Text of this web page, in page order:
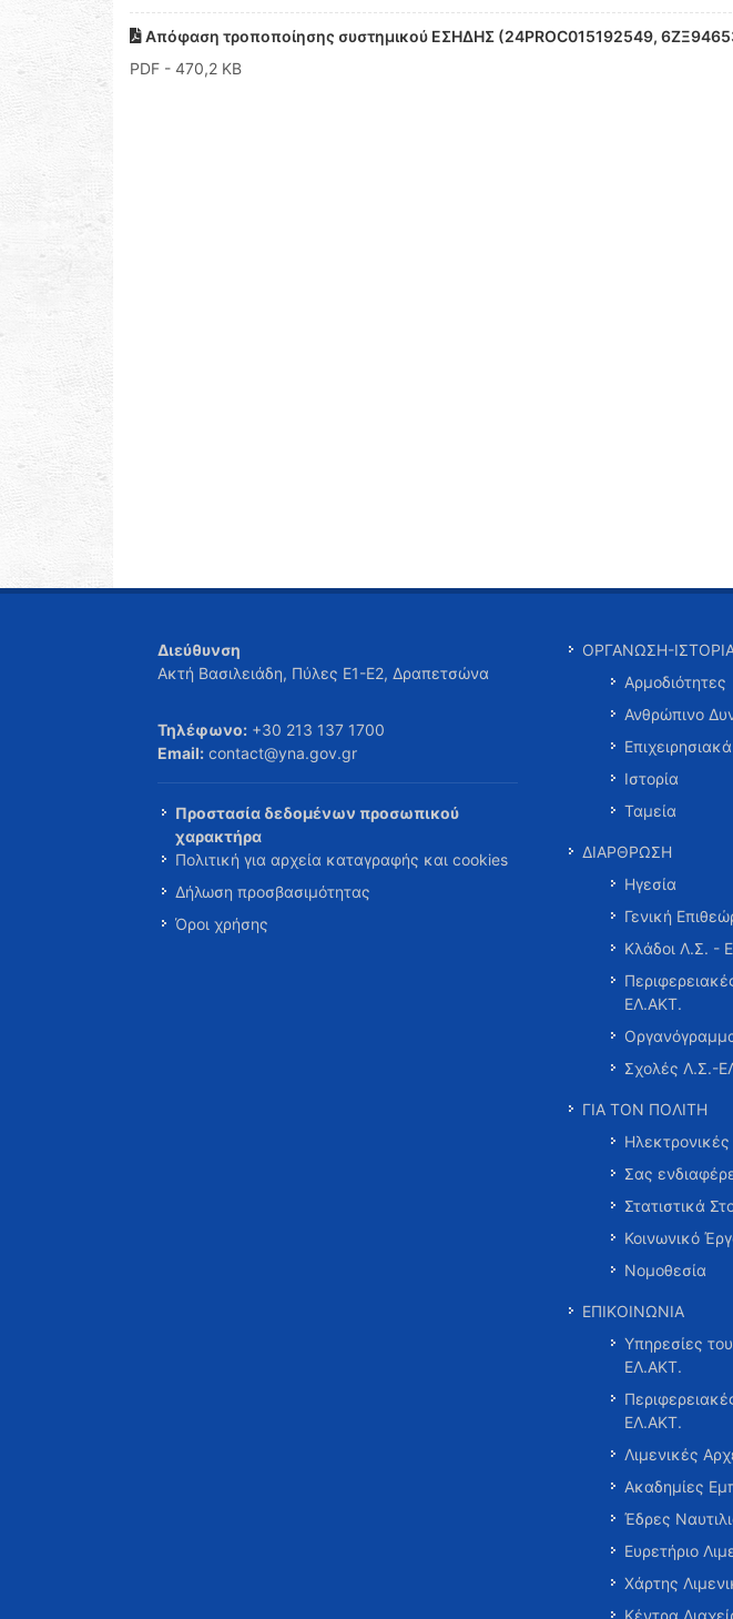
Απόφαση τροποποίησης συστημικού ΕΣΗΔΗΣ (24PROC015192549,
PDF - 470,2 KB
Διεύθυνση
Ακτή Βασιλειάδη, Πύλες Ε1-Ε2, Δραπετσώνα
Τηλέφωνο: +30 213 137 1700
Email: contact@yna.gov.gr
Προστασία δεδομένων προσωπικού
χαρακτήρα
Πολιτική για αρχεία καταγραφής και cookies
Δήλωση προσβασιμότητας
Όροι χρήσης
ΟΡΓΑΝΩΣΗ-
Αρμοδιότητες
Ανθρώπινο
Ιστορία
Ταμεία
ΔΙΑΡΘΡΩΣΗ
Ηγεσία
Γενική
Κλάδοι Λ.Σ. -
ΕΛ.ΑΚΤ.
Σχολές Λ.Σ.-
ΓΙΑ ΤΟΝ ΠΟΛΙΤΗ
Σας
Στατιστικά
Κοινωνικό
Νομοθεσία
ΕΠΙΚΟΙΝΩΝΙΑ
Υπηρεσίες
ΕΛ.ΑΚΤ.
ΕΛ.ΑΚΤ.
Λιμενικές
Ακαδημίες
Έδρες
Ευρετήριο
Χάρτης
Κέντρα